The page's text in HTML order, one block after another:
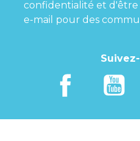
confidentialité et d'être
e-mail pour des